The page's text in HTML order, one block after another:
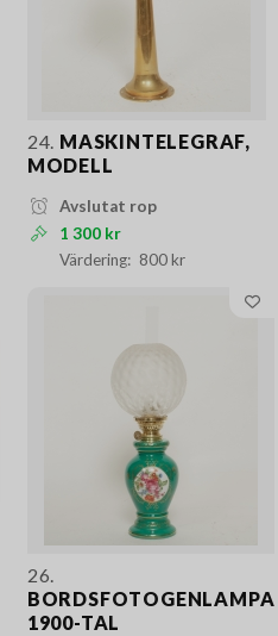
24. MASKINTELEGRAF,
MODELL
Avslutat rop
1 300 kr
800 kr
26.
BORDSFOTOGENLAMPA
1900-TAL